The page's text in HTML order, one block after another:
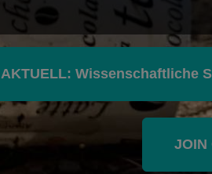
AKTUELL: Wissenschaftliche
JOIN